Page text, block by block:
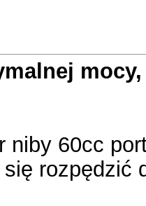
niby 60cc
się